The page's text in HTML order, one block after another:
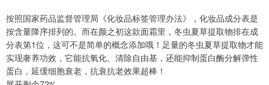
按照国家药品监督管理局《化妆品标签管理办法》，化妆品成分表是
按含量降序排列的。而在颜之初这款面霜里，冬虫夏草提取物排在成
分表第1位，这可不是简单的概念添加哦！足量的冬虫夏草提取物才能
实现奢养功效，它能抗氧化、清除自由基，还能抑制蛋白酶分解弹性
蛋白，延缓细胞衰老，抗衰抗老效果超棒！